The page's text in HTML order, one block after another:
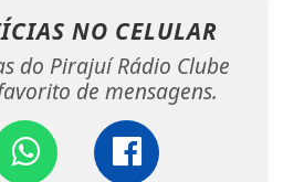
NO CELULAR
do Pirajuí Rádio Clube
de mensagens.